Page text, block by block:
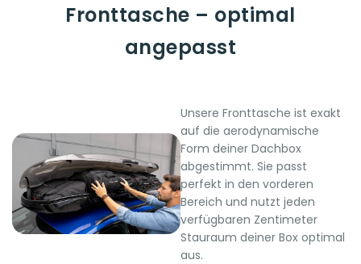
Fronttasche – optimal
angepasst
Unsere Fronttasche ist exakt
auf die aerodynamische
Form deiner Dachbox
abgestimmt. Sie passt
perfekt in den vorderen
Bereich und nutzt jeden
verfügbaren Zentimeter
Stauraum deiner Box optimal
aus.